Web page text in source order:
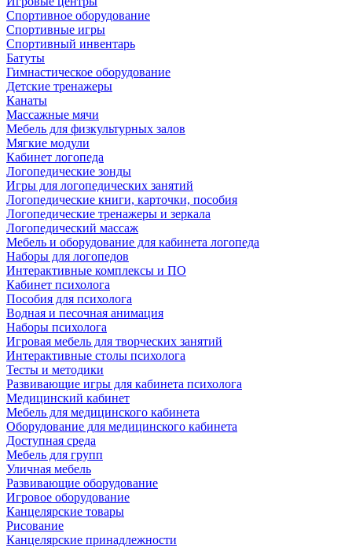
Спортивное оборудование
Спортивные игры
Спортивный инвентарь
Батуты
Гимнастическое оборудование
Детские тренажеры
Канаты
Массажные мячи
Мебель для физкультурных залов
Мягкие модули
Кабинет логопеда
Логопедические зонды
Игры для логопедических занятий
Логопедические книги, карточки, пособия
Логопедические тренажеры и зеркала
Логопедический массаж
Мебель и оборудование для кабинета логопеда
Наборы для логопедов
Интерактивные комплексы и ПО
Кабинет психолога
Пособия для психолога
Водная и песочная анимация
Наборы психолога
Игровая мебель для творческих занятий
Интерактивные столы психолога
Тесты и методики
Развивающие игры для кабинета психолога
Медицинский кабинет
Мебель для медицинского кабинета
Оборудование для медицинского кабинета
Доступная среда
Мебель для групп
Уличная мебель
Развивающие оборудование
Игровое оборудование
Канцелярские товары
Рисование
Канцелярские принадлежности